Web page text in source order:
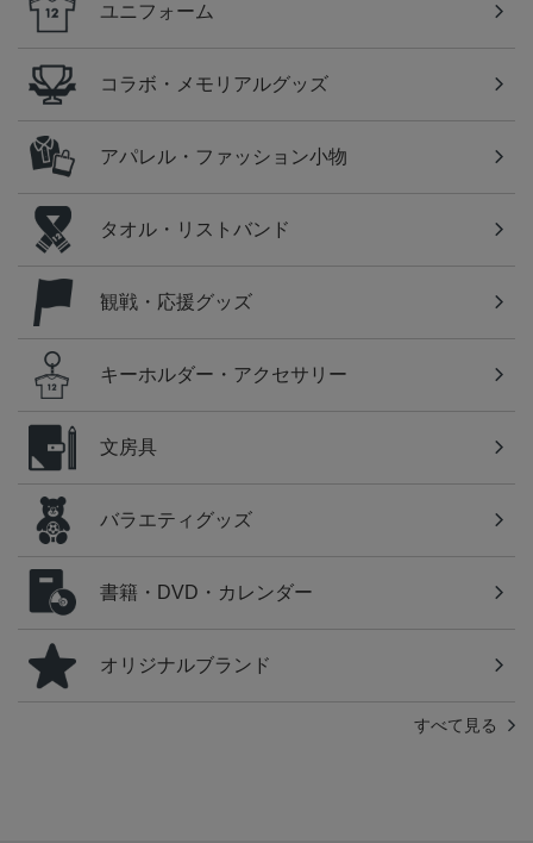
ユニフォーム
コラボ・メモリアルグッズ
アパレル・ファッション小物
タオル・リストバンド
観戦・応援グッズ
キーホルダー・アクセサリー
文房具
バラエティグッズ
書籍・DVD・カレンダー
オリジナルブランド
すべて見る